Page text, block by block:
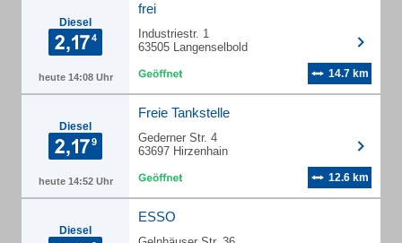
Diesel
heute 14:08 Uhr
frei
Industriestr. 1
63505 Langenselbold
14.7 km
Diesel
heute 14:52 Uhr
Freie Tankstelle
Gederner Str. 4
63697 Hirzenhain
12.6 km
Diesel
ESSO